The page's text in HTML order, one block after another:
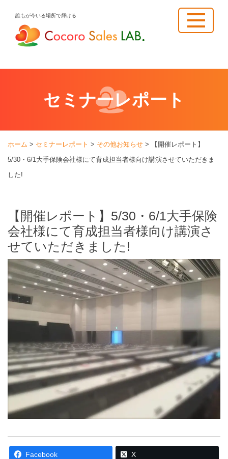
content
誰もが今いる場所で輝ける
セミナーレポート
ホーム > セミナーレポート > その他お知らせ >
【開催レポート】
5/30・6/1大手保険会社様にて育成担当者様向け講演させていただきま
した!
【開催レポート】5/30・6/1大手保険
会社様にて育成担当者様向け講演さ
せていただきました!
Facebook X